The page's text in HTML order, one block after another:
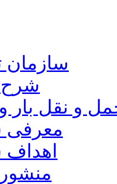
سازمان
و نقل بار
معرفی